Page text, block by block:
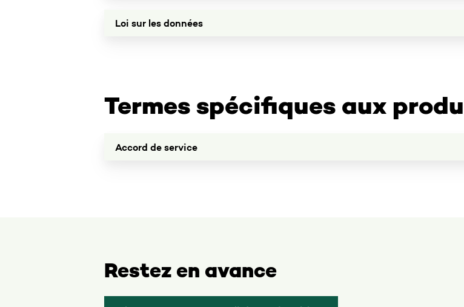
Loi sur les données
sur
Termes spécifiques aux
Accord de service
de
Restez en avance